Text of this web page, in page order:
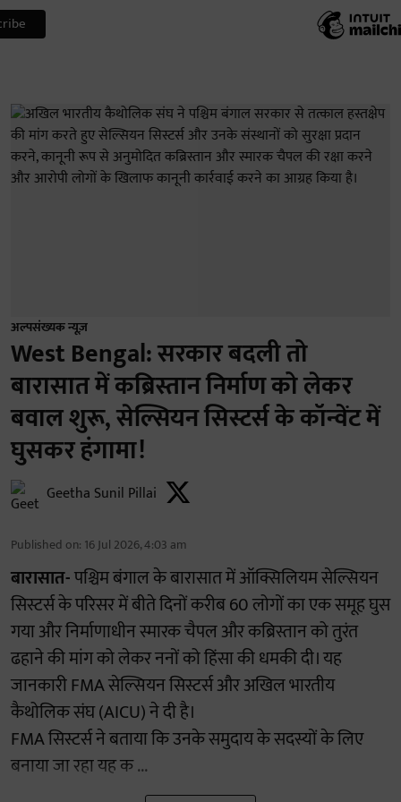
अल्पसंख्यक न्यूज़
West Bengal: सरकार बदली तो
बारासात में कब्रिस्तान निर्माण को लेकर
बवाल शुरू, सेल्सियन सिस्टर्स के कॉन्वेंट में
घुसकर हंगामा!
Geetha Sunil Pillai
Published on: 16 Jul 2026, 4:03 am
बारासात-पश्चिम बंगाल के बारासात में ऑक्सिलियम सेल्सियन
सिस्टर्स के परिसर में बीते दिनों करीब 60 लोगों का एक समूह घुस
गया और निर्माणाधीन स्मारक चैपल और कब्रिस्तान को तुरंत
ढहाने की मांग को लेकर ननों को हिंसा की धमकी दी। यह
जानकारी FMA सेल्सियन सिस्टर्स और अखिल भारतीय
कैथोलिक संघ (AICU) ने दी है।
FMA सिस्टर्स ने बताया कि उनके समुदाय के सदस्यों के लिए
बनाया जा रहा यह क ...